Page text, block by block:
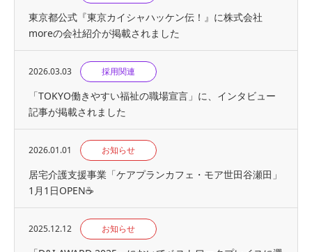
東京都公式『東京カイシャハッケン伝！』に株式会社
moreの会社紹介が掲載されました
2026.03.03 採用関連
「TOKYO働きやすい福祉の職場宣言」に、インタビュー
記事が掲載されました
2026.01.01 お知らせ
居宅介護支援事業「ケアプランカフェ・モア世田谷瀬田」
1月1日OPEN☕
2025.12.12 お知らせ